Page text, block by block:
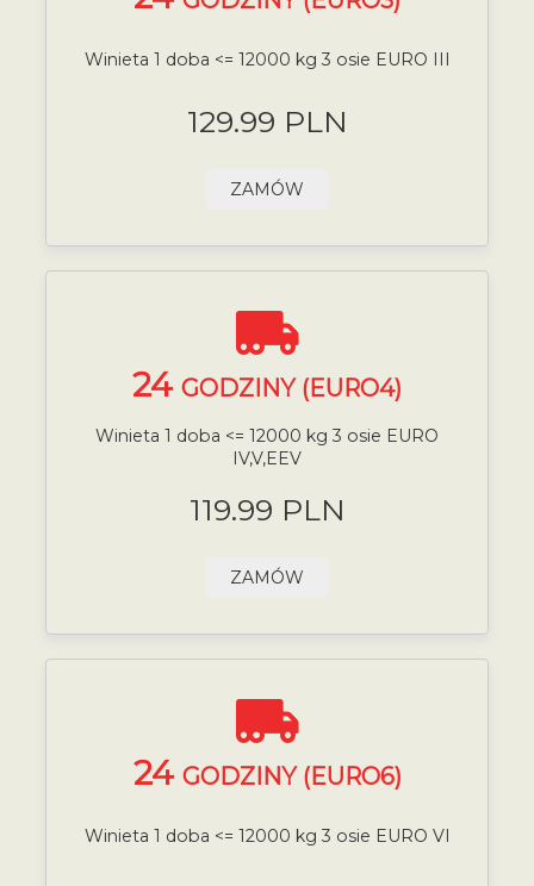
Winieta 1 doba <= 12000 kg 3 osie EURO III
129.99 PLN
ZAMÓW
24 GODZINY (EURO4)
Winieta 1 doba <= 12000 kg 3 osie EURO
IV,V,EEV
119.99 PLN
ZAMÓW
24 GODZINY (EURO6)
Winieta 1 doba <= 12000 kg 3 osie EURO VI